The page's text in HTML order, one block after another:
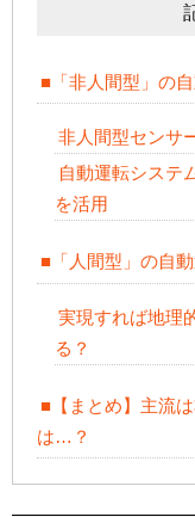
■「非人間型」の
非人間型センサ
自動運転システ
を活用
■「人間型」の自
実現すれば地理
る？
■【まとめ】主流
は…？